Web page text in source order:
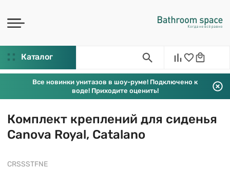
Каталог
Все новинки унитазов в шоу-руме! Подключено к
воде! Приходите оценить!
Комплект креплений для сиденья
Canova Royal, Catalano
CRSSSTFNE